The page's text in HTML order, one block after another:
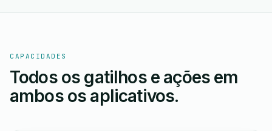
CAPACIDADES
Todos os gatilhos e ações em
ambos os aplicativos.